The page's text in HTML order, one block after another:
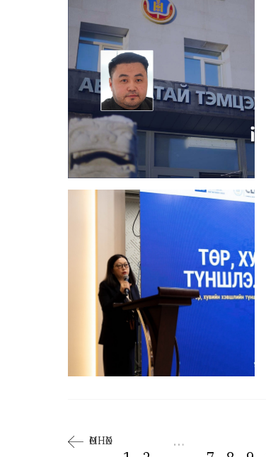
ӨМНӨХ
…